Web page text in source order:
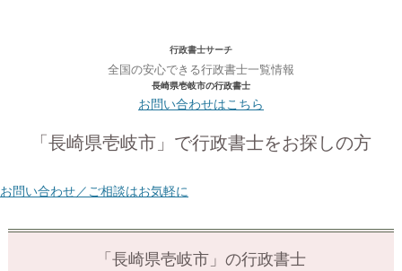
行政書士サーチ
全国の安心できる行政書士一覧情報
長崎県壱岐市の行政書士
お問い合わせはこちら
「長崎県壱岐市」で行政書士をお探しの方
お問い合わせ／ご相談はお気軽に
「長崎県壱岐市」の行政書士